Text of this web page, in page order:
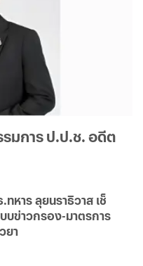
มการ ป.ป.ช. อดีต
ทหาร ลุยนราธิวาส เช็
บข่าวกรอง-มาตรการ
ยา